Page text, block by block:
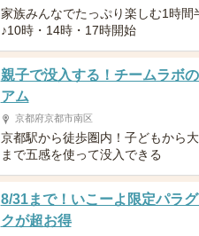
家族みんなでたっぷり楽しむ1時間
♪10時・14時・17時開始
親子で没入する！チームラボ
アム
京都府京都市南区
京都駅から徒歩圏内！子どもから大
まで五感を使って没入できる
8/31まで！いこーよ限定パラ
クが超お得